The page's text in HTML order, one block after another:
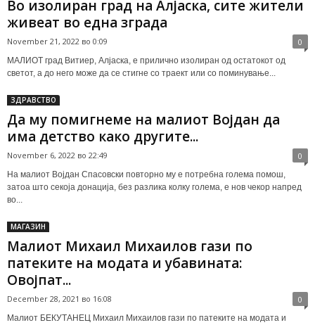
Во изолиран град на Алјаска, сите жители
живеат во една зграда
November 21, 2022 во 0:09 0
МАЛИОТ град Витиер, Алјаска, е прилично изолиран од остатокот од
светот, а до него може да се стигне со траект или со поминување...
ЗДРАВСТВО
Да му помигнеме на малиот Војдан да
има детство како другите...
November 6, 2022 во 22:49 0
На малиот Војдан Спасовски повторно му е потребна голема помош,
затоа што секоја донација, без разлика колку голема, е нов чекор напред
во...
МАГАЗИН
Малиот Михаил Михаилов гази по
патеките на модата и убавината:
Овојпат...
December 28, 2021 во 16:08 0
Малиот БЕКУТАНЕЦ Михаил Михаилов гази по патеките на модата и